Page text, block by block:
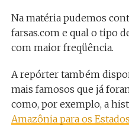
Na matéria pudemos
farsas.com e qual o tipo
com maior freqüência.
A repórter também
mais famosos que já
como, por exemplo, a
Amazônia para os